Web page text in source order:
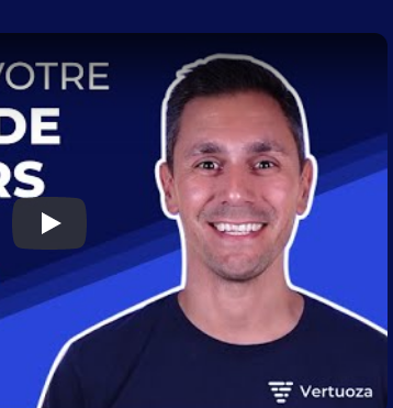
Gestion de chantier : 12 étapes